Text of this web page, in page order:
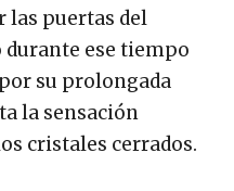
las puertas del
ese tiempo
su prolongada
la sensación
cristales cerrados.